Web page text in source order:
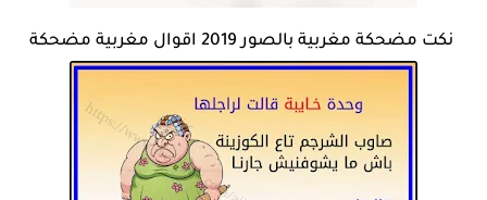
نكت مضحكة مغربية بالصور 2019 اقوال مغربية مضحكة